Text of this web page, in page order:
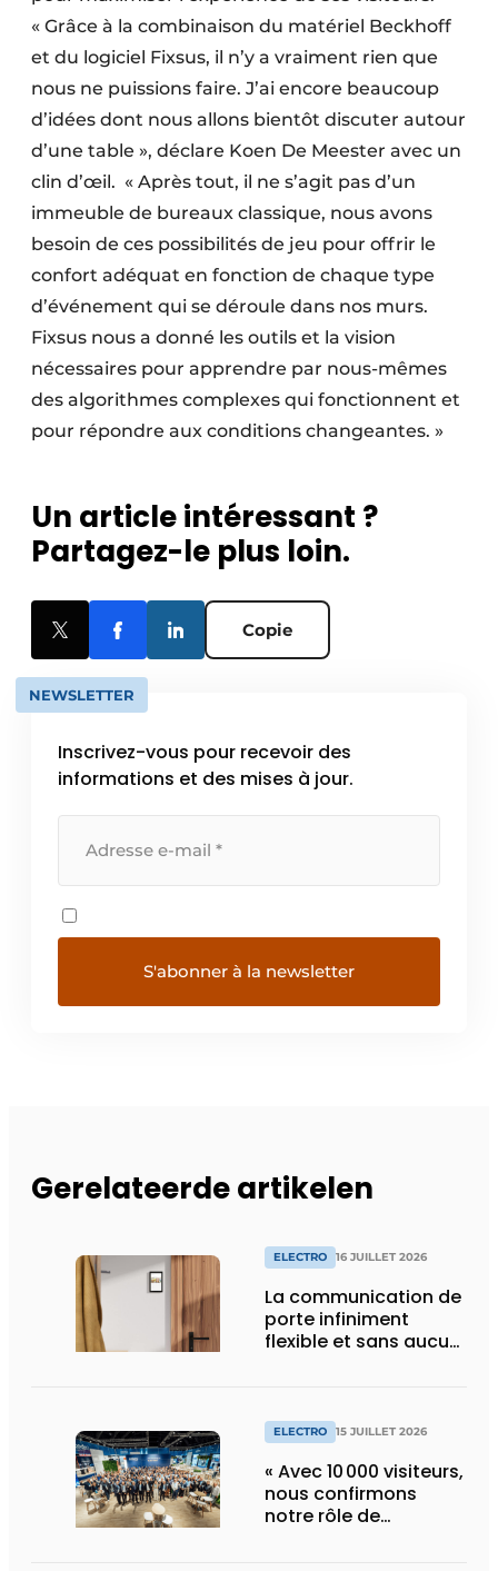
« Grâce à la combinaison du matériel Beckhoff
et du logiciel Fixsus, il n’y a vraiment rien que
nous ne puissions faire. J’ai encore beaucoup
d’idées dont nous allons bientôt discuter autour
d’une table », déclare Koen De Meester avec un
clin d’œil. « Après tout, il ne s’agit pas d’un
immeuble de bureaux classique, nous avons
besoin de ces possibilités de jeu pour offrir le
confort adéquat en fonction de chaque type
d’événement qui se déroule dans nos murs.
Fixsus nous a donné les outils et la vision
nécessaires pour apprendre par nous-mêmes
des algorithmes complexes qui fonctionnent et
pour répondre aux conditions changeantes. »
Un article intéressant ?
Partagez-le plus loin.
Copie
NEWSLETTER
Inscrivez-vous pour recevoir des
informations et des mises à jour.
Gerelateerde artikelen
ELECTRO 16 JUILLET 2026
La communication de
porte infiniment
flexible et sans aucun
ELECTRO 15 JUILLET 2026
« Avec 10 000 visiteurs,
nous confirmons
notre rôle de